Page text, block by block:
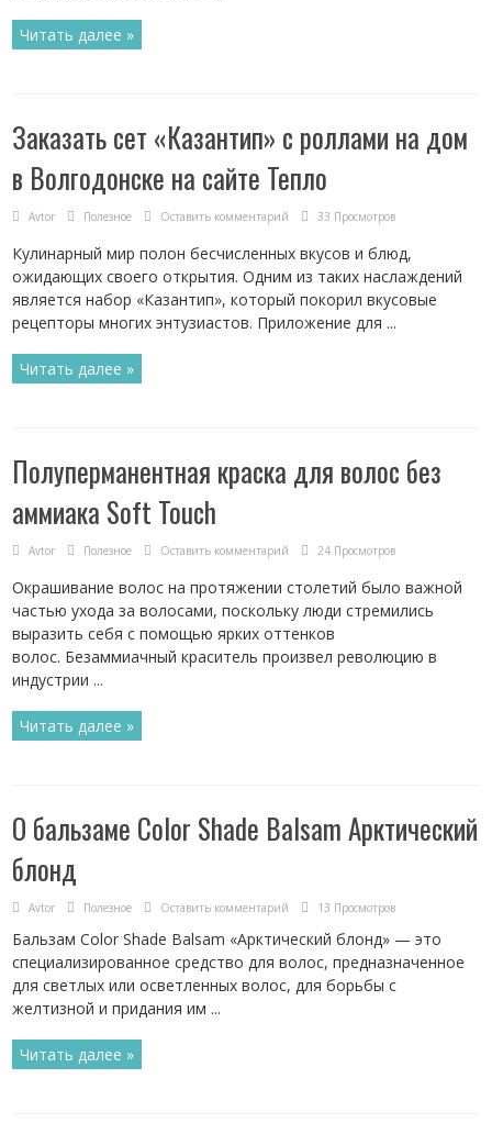
Читать далее »
Заказать сет «Казантип» с роллами на дом
в Волгодонске на сайте Тепло
Avtor Полезное Оставить комментарий 33 Просмотров
Кулинарный мир полон бесчисленных вкусов и блюд,
ожидающих своего открытия. Одним из таких наслаждений
является набор «Казантип», который покорил вкусовые
рецепторы многих энтузиастов. Приложение для ...
Читать далее »
Полуперманентная краска для волос без
аммиака Soft Touch
Avtor Полезное Оставить комментарий 24 Просмотров
Окрашивание волос на протяжении столетий было важной
частью ухода за волосами, поскольку люди стремились
выразить себя с помощью ярких оттенков
волос. Безаммиачный краситель произвел революцию в
индустрии ...
Читать далее »
О бальзаме Color Shade Balsam Арктический
блонд
Avtor Полезное Оставить комментарий 13 Просмотров
Бальзам Color Shade Balsam «Арктический блонд» — это
специализированное средство для волос, предназначенное
для светлых или осветленных волос, для борьбы с
желтизной и придания им ...
Читать далее »